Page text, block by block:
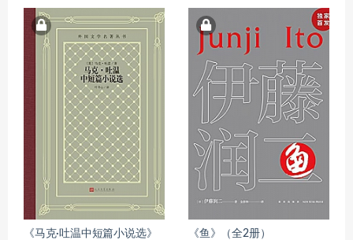
《马克·吐温中短篇小说选》 《鱼》（全2册）